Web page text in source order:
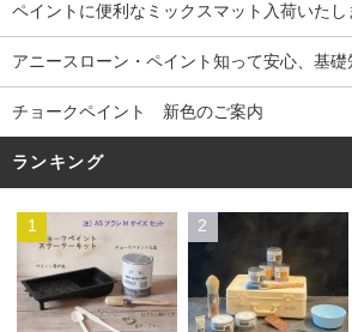
ペイントに便利なミックスマット入荷いたし
アニースローン・ペイント知って安心、基礎
チョークペイント 新色のご案内
ランキング
1 2